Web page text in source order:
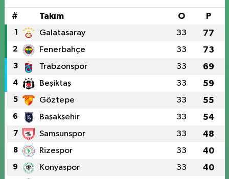
# Takım O P
1 Galatasaray 33 77
2 Fenerbahçe 33 73
3 Trabzonspor 33 69
4 Beşiktaş 33 59
5 Göztepe 33 55
6 Başakşehir 33 54
7 Samsunspor 33 48
8 Rizespor 33 40
9 Konyaspor 33 40